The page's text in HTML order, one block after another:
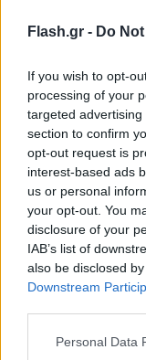
Flash.gr - Do
If you wish to opt-
processing of your
targeted
section to confirm
opt-out request is
interest-based ads
us or personal
your opt-out. You
disclosure of your
IAB’s list of
also be disclosed
Downstream
Please note that
Personal Data
Η «πικάντικη»
που εξέπληξε